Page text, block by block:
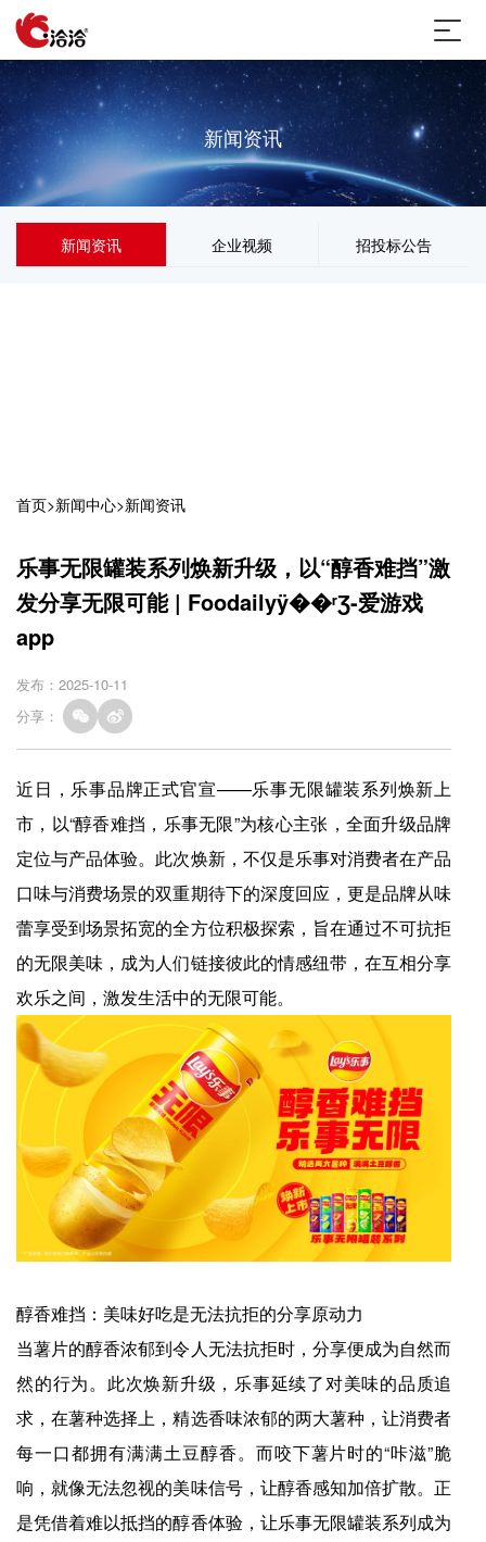
新闻资讯
新闻资讯 企业视频 招投标公告
首页>新闻中心>新闻资讯
乐事无限罐装系列焕新升级，以“醇香难挡”激
发分享无限可能 | Foodailyÿ��ʳƷ-爱游戏
app
发布：2025-10-11
分享：
近日，乐事品牌正式官宣——乐事无限罐装系列焕新上
市，以“醇香难挡，乐事无限”为核心主张，全面升级品牌
定位与产品体验。此次焕新，不仅是乐事对消费者在产品
口味与消费场景的双重期待下的深度回应，更是品牌从味
蕾享受到场景拓宽的全方位积极探索，旨在通过不可抗拒
的无限美味，成为人们链接彼此的情感纽带，在互相分享
欢乐之间，激发生活中的无限可能。
醇香难挡：美味好吃是无法抗拒的分享原动力
当薯片的醇香浓郁到令人无法抗拒时，分享便成为自然而
然的行为。此次焕新升级，乐事延续了对美味的品质追
求，在薯种选择上，精选香味浓郁的两大薯种，让消费者
每一口都拥有满满土豆醇香。而咬下薯片时的“咔滋”脆
响，就像无法忽视的美味信号，让醇香感知加倍扩散。正
是凭借着难以抵挡的醇香体验，让乐事无限罐装系列成为